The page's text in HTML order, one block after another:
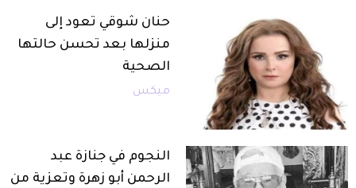
حنان شوقي تعود إلى
منزلها بعد تحسن حالتها
الصحية
ميكس
النجوم في جنازة عبد
الرحمن أبو زهرة وتعزية من